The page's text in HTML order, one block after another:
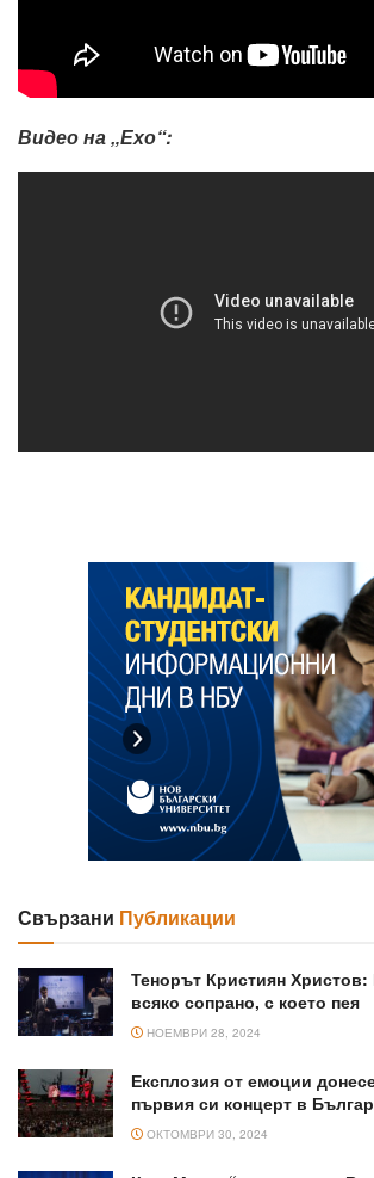
Видео на „Ехо“:
Свързани Публикации
Тенорът Кристиян
всяко сопрано, с което пея
НОЕМВРИ 28, 2024
Експлозия от емоции
първия си концерт в
ОКТОМВРИ 30, 2024